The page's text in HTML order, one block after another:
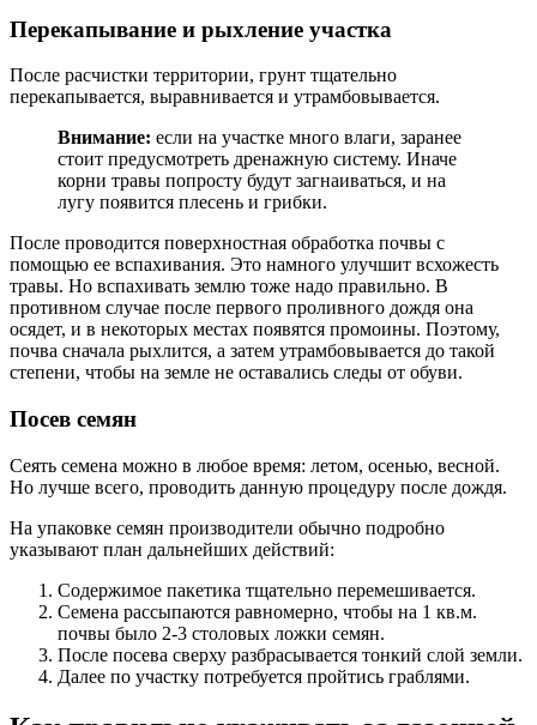
Перекапывание и рыхление участка
После расчистки территории, грунт тщательно
перекапывается, выравнивается и утрамбовывается.
Внимание: если на участке много влаги, заранее
стоит предусмотреть дренажную систему. Иначе
корни травы попросту будут загнаиваться, и на
лугу появится плесень и грибки.
После проводится поверхностная обработка почвы с
помощью ее вспахивания. Это намного улучшит всхожесть
травы. Но вспахивать землю тоже надо правильно. В
противном случае после первого проливного дождя она
осядет, и в некоторых местах появятся промоины. Поэтому,
почва сначала рыхлится, а затем утрамбовывается до такой
степени, чтобы на земле не оставались следы от обуви.
Посев семян
Сеять семена можно в любое время: летом, осенью, весной.
Но лучше всего, проводить данную процедуру после дождя.
На упаковке семян производители обычно подробно
указывают план дальнейших действий:
Содержимое пакетика тщательно перемешивается.
Семена рассыпаются равномерно, чтобы на 1 кв.м.
почвы было 2-3 столовых ложки семян.
После посева сверху разбрасывается тонкий слой земли.
Далее по участку потребуется пройтись граблями.